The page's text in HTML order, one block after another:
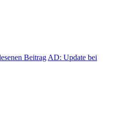
AD: Update bei